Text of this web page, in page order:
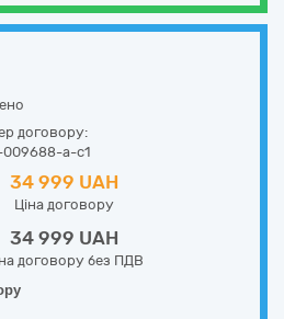
договору:
a-c1
34 999 UAH
Ціна договору
34 999 UAH
договору без ПДВ